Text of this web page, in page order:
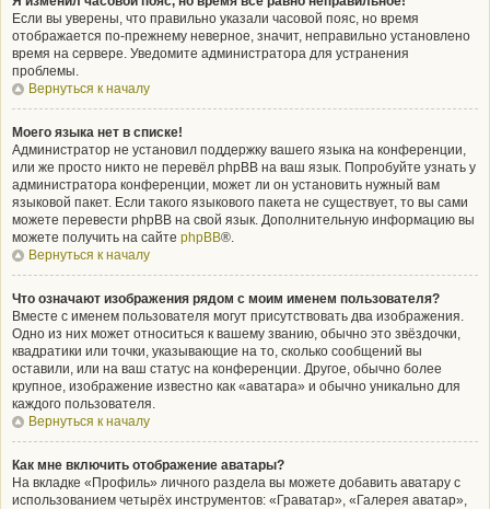
Если вы уверены, что правильно указали часовой пояс, но время
отображается по-прежнему неверное, значит, неправильно установлено
время на сервере. Уведомите администратора для устранения
проблемы.
Вернуться к началу
Моего языка нет в списке!
Администратор не установил поддержку вашего языка на конференции,
или же просто никто не перевёл phpBB на ваш язык. Попробуйте узнать у
администратора конференции, может ли он установить нужный вам
языковой пакет. Если такого языкового пакета не существует, то вы сами
можете перевести phpBB на свой язык. Дополнительную информацию вы
можете получить на сайте phpBB®.
Вернуться к началу
Что означают изображения рядом с моим именем пользователя?
Вместе с именем пользователя могут присутствовать два изображения.
Одно из них может относиться к вашему званию, обычно это звёздочки,
квадратики или точки, указывающие на то, сколько сообщений вы
оставили, или на ваш статус на конференции. Другое, обычно более
крупное, изображение известно как «аватара» и обычно уникально для
каждого пользователя.
Вернуться к началу
Как мне включить отображение аватары?
На вкладке «Профиль» личного раздела вы можете добавить аватару с
использованием четырёх инструментов: «Граватар», «Галерея аватар»,